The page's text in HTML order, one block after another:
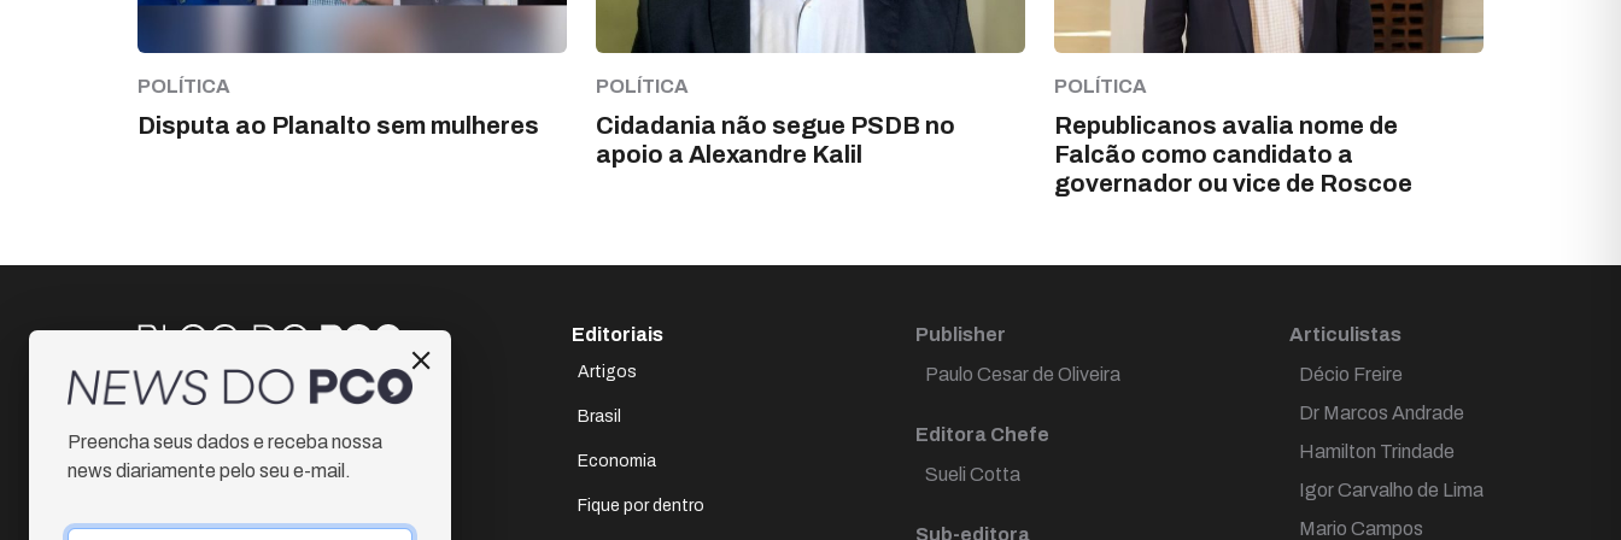
POLÍTICA
Disputa ao Planalto sem mulheres
POLÍTICA
Cidadania não segue PSDB no
apoio a Alexandre Kalil
POLÍTICA
Republicanos avalia nome de
Falcão como candidato a
governador ou vice de Roscoe
Instagram
Facebook
Editoriais
Artigos
Brasil
Economia
Fique por dentro
Publisher
Paulo Cesar de Oliveira
Editora Chefe
Sueli Cotta
Sub-editora
Articulistas
Décio Freire
Dr Marcos Andrade
Hamilton Trindade
Igor Carvalho de Lima
Mario Campos
Preencha seus dados e receba nossa
news diariamente pelo seu e-mail.